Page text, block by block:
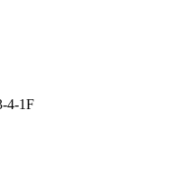
4-1F